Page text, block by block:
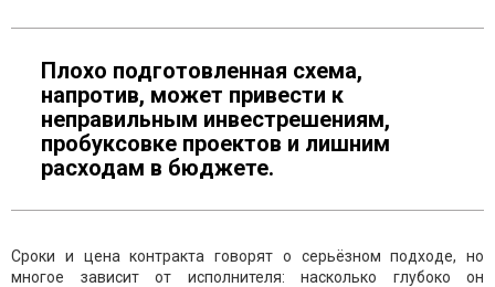
Плохо подготовленная схема,
напротив, может привести к
неправильным инвестрешениям,
пробуксовке проектов и лишним
расходам в бюджете.
Сроки и цена контракта говорят о серьёзном подходе, но
многое зависит от исполнителя: насколько глубоко он